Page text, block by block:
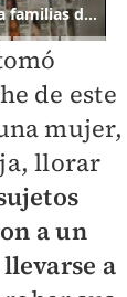
de este
mujer,
llorar
a un
a